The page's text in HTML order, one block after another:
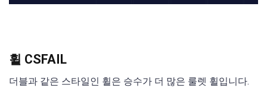
휠 CSFAIL
더블과 같은 스타일인 휠은 승수가 더 많은 룰렛 휠입니다.